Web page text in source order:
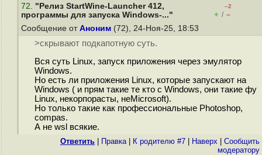
72. "Релиз StartWine-Launcher 412,
программы для запуска Windows-..."
–2
+ / –
Сообщение от Аноним (72), 24-Ноя-25, 18:53
>скрывают подкапотную суть.
Вся суть Linux, запуск приложения через эмулятор
Windows.
Но есть ли приложения Linux, которые запускают на
Windows ( и прям такие те кто с Windows, они такие фу
Linux, некорпорасты, неMicrosoft).
Но только такие как профессиональные Photoshop,
compas.
А не wsl всякие.
Ответить Правка| К родителю #7 Наверх
Cообщить
модератору